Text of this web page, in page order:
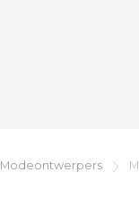
Modeontwerpers